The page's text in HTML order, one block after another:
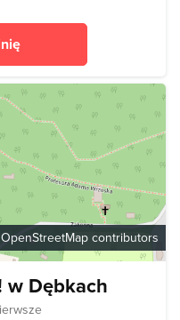
OpenStreetMap contributors
w Dębkach